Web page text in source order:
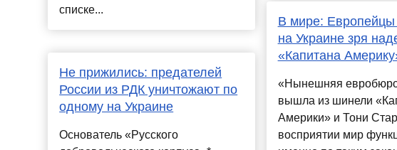
списке...
Не прижились: предателей
России из РДК уничтожают по
одному на Украине
Основатель «Русского
В мире: Европейцы
на Украине зря
«Капитана
«Нынешняя
вышла из шинели
Америки» и Тони
восприятии мир